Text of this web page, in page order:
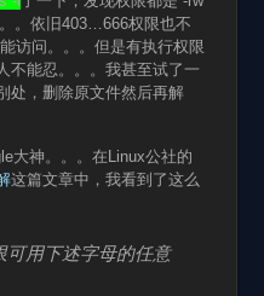
。依旧403…666权限也不
访问。。。但是有执行权限
不能忍。。。我甚至试了一
处，删除原文件然后再解
大神。。。在Linux公社的
这篇文章中，我看到了这么
可用下述字母的任意